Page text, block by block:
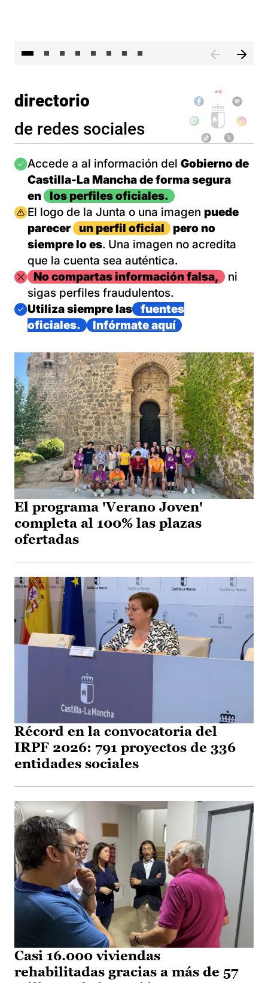
directorio
de redes sociales
Imagen
Accede a al información del Gobierno de
Castilla-La Mancha de forma segura
en
los perfiles oficiales.
Imagen
El logo de la Junta o una imagen puede
parecer
un perfil oficial
pero no
siempre lo es. Una imagen no acredita
que la cuenta sea auténtica.
ImagenNo compartas información falsa,
ni
sigas perfiles fraudulentos.
Imagen
Utiliza siempre las
fuentes
oficiales.
Infórmate aquí
El programa 'Verano Joven'
completa al 100% las plazas
ofertadas
Récord en la convocatoria del
IRPF 2026: 791 proyectos de 336
entidades sociales
Casi 16.000 viviendas
rehabilitadas gracias a más de 57